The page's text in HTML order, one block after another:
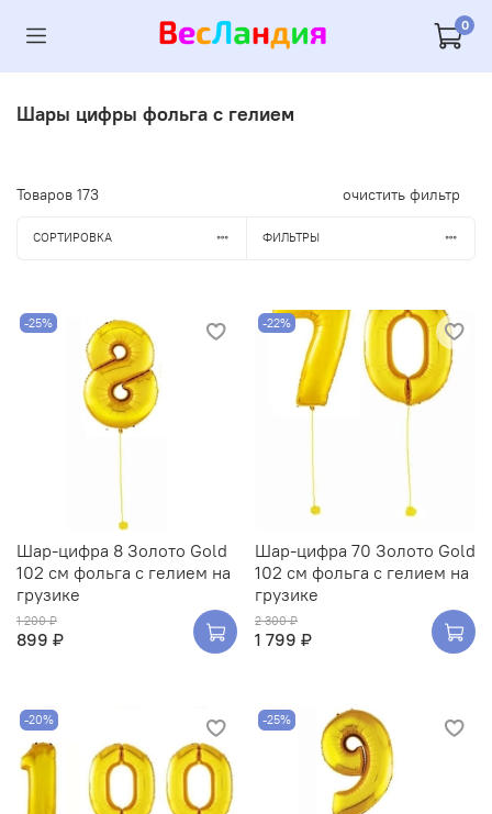
0
Шары цифры фольга с гелием
Товаров 173 очистить фильтр
СОРТИРОВКА ФИЛЬТРЫ
-25%
Шар-цифра 8 Золото Gold
102 см фольга с гелием на
грузике
1 200 ₽
899 ₽
-22%
Шар-цифра 70 Золото Gold
102 см фольга с гелием на
грузике
2 300 ₽
1 799 ₽
-20% -25%